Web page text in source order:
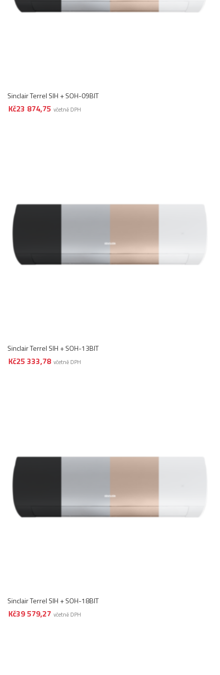
Sinclair Terrel SIH + SOH-09BIT
Kč23 874,75 včetně DPH
Sinclair Terrel SIH + SOH-13BIT
Kč25 333,78 včetně DPH
Sinclair Terrel SIH + SOH-18BIT
Kč39 579,27 včetně DPH